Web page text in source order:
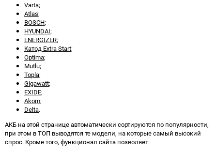
Varta;
Atlas;
BOSCH;
HYUNDAI;
ENERGIZER;
Катод Extra Start;
Optima;
Mutlu;
Topla;
Gigawatt;
EXIDE;
Akom;
Delta.
АКБ на этой странице автоматически сортируются по популярности,
при этом в ТОП выводятся те модели, на которые самый высокий
спрос. Кроме того, функционал сайта позволяет: